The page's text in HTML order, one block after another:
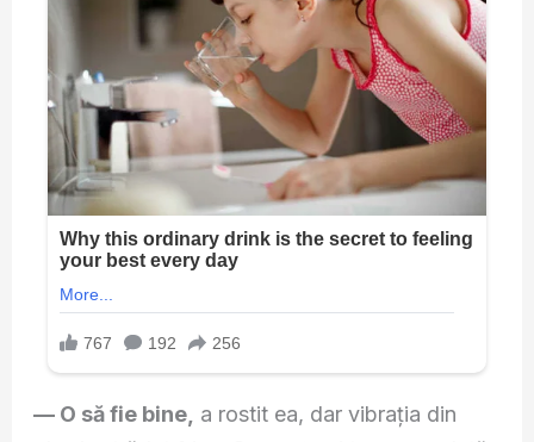
— O să fie bine, a rostit ea, dar vibrația din